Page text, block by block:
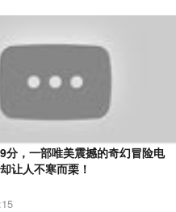
9分，一部唯美震撼的奇幻冒险电
让人不寒而栗！